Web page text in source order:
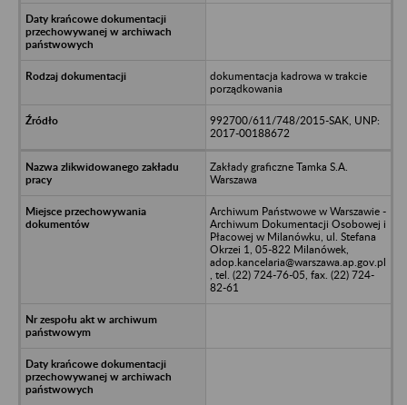
dokumentacja kadrowa w trakcie
porządkowania
992700/611/748/2015-SAK, UNP:
2017-00188672
Zakłady graficzne Tamka S.A.
Warszawa
Archiwum Państwowe w Warszawie -
Archiwum Dokumentacji Osobowej i
Płacowej w Milanówku, ul. Stefana
Okrzei 1, 05-822 Milanówek,
adop.kancelaria@warszawa.ap.gov.pl
, tel. (22) 724-76-05, fax. (22) 724-
82-61